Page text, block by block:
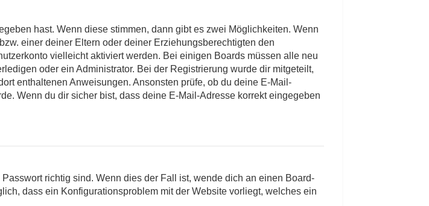
hast. Wenn diese stimmen, dann gibt es zwei Möglichkeiten. Wenn
einer deiner Eltern oder deiner Erziehungsberechtigten den
vielleicht aktiviert werden. Bei einigen Boards müssen alle neu
oder ein Administrator. Bei der Registrierung wurde dir mitgeteilt,
enthaltenen Anweisungen. Ansonsten prüfe, ob du deine E-Mail-
Wenn du dir sicher bist, dass deine E-Mail-Adresse korrekt eingegeben
richtig sind. Wenn dies der Fall ist, wende dich an einen Board-
dass ein Konfigurationsproblem mit der Website vorliegt, welches ein